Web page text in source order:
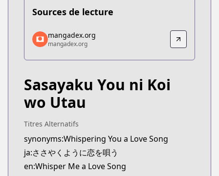
Sources de lecture
mangadex.org
mangadex.org
https://mangadex.org/title/db82b170-aa37-4e4c-
mangadex.org
mangadex.org
Sasayaku You ni Koi
wo Utau
Titres Alternatifs
synonyms:Whispering You a Love Song
ja:ささやくように恋を唄う
en:Whisper Me a Love Song